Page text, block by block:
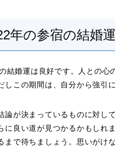
年の参宿の結婚運
結婚運は良好です。人との心
しこの期間は、自分から強引
論が決まっているものに対し
に良い道が見つかるかもしれ
まで待ちましょう。思いがけ